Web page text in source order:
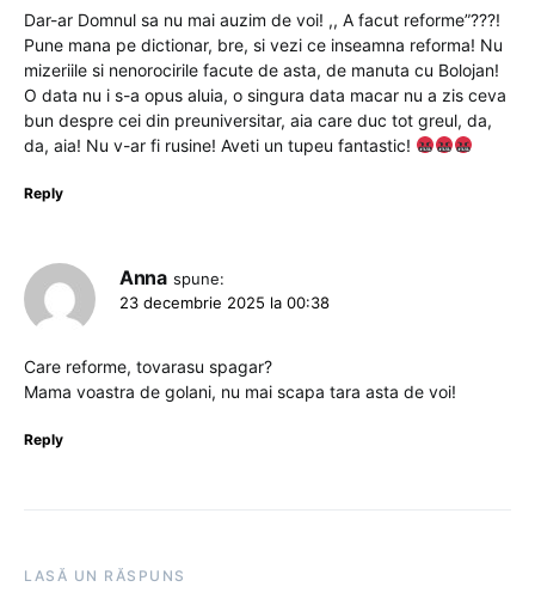
Dar-ar Domnul sa nu mai auzim de voi! ,, A facut reforme”???!
Pune mana pe dictionar, bre, si vezi ce inseamna reforma! Nu
mizeriile si nenorocirile facute de asta, de manuta cu Bolojan!
O data nu i s-a opus aluia, o singura data macar nu a zis ceva
bun despre cei din preuniversitar, aia care duc tot greul, da,
da, aia! Nu v-ar fi rusine! Aveti un tupeu fantastic!
Reply
Anna spune:
23 decembrie 2025 la 00:38
Care reforme, tovarasu spagar?
Mama voastra de golani, nu mai scapa tara asta de voi!
Reply
LASĂ UN RĂSPUNS